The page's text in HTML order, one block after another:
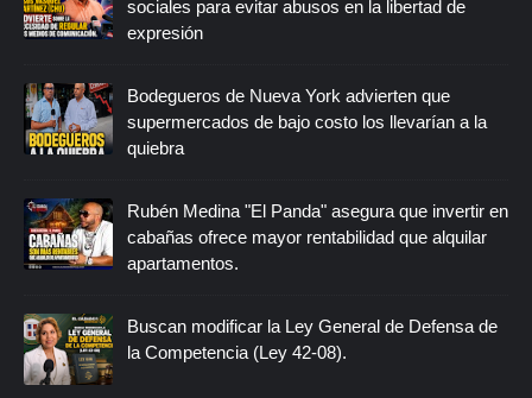
sociales para evitar abusos en la libertad de
expresión
Bodegueros de Nueva York advierten que
supermercados de bajo costo los llevarían a la
quiebra
Rubén Medina "El Panda" asegura que invertir en
cabañas ofrece mayor rentabilidad que alquilar
apartamentos.
Buscan modificar la Ley General de Defensa de
la Competencia (Ley 42-08).